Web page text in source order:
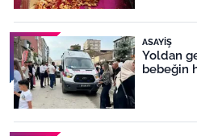
ASAYIŞ
Yoldan
bebeğin